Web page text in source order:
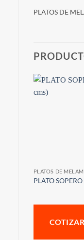
PLATOS DE
PLATOS DE
PLATO
COTIZAR